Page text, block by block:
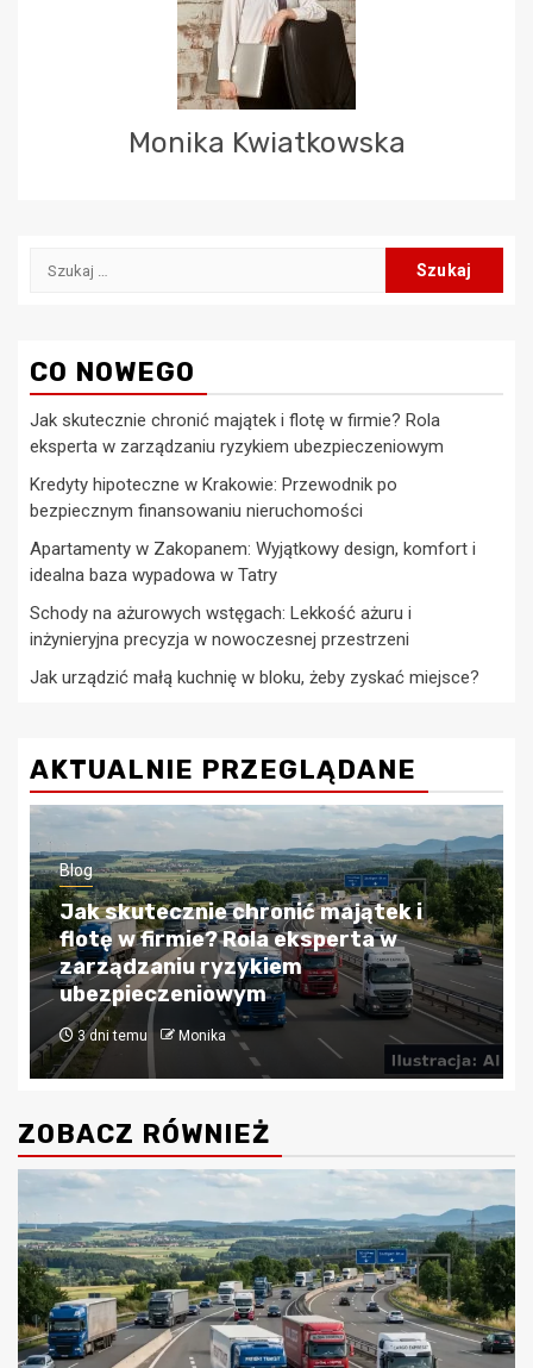
Monika Kwiatkowska
Szukaj:
CO NOWEGO
Jak skutecznie chronić majątek i flotę w firmie? Rola
eksperta w zarządzaniu ryzykiem ubezpieczeniowym
Kredyty hipoteczne w Krakowie: Przewodnik po
bezpiecznym finansowaniu nieruchomości
Apartamenty w Zakopanem: Wyjątkowy design, komfort i
idealna baza wypadowa w Tatry
Schody na ażurowych wstęgach: Lekkość ażuru i
inżynieryjna precyzja w nowoczesnej przestrzeni
Jak urządzić małą kuchnię w bloku, żeby zyskać miejsce?
AKTUALNIE PRZEGLĄDANE
Blog
Kredyty hipoteczne w Krakowie:
Przewodnik po bezpiecznym
finansowaniu nieruchomości
4 tygodnie temu Monika
ZOBACZ RÓWNIEŻ